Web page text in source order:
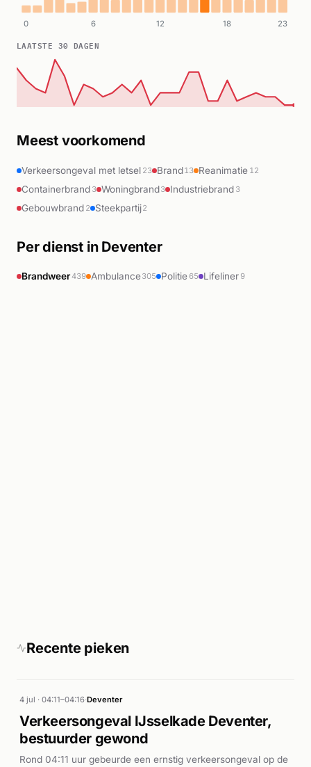
0 6 12 18 23
LAATSTE 30 DAGEN
Meest voorkomend
Verkeersongeval met letsel 23 Brand13 Reanimatie 12
Containerbrand 3 Woningbrand3 Industriebrand 3
Gebouwbrand 2 Steekpartij2
Per dienst in Deventer
Brandweer439 Ambulance305 Politie 65 Lifeliner 9
Recente pieken
4 jul · 04:11–04:16·Deventer
Verkeersongeval IJsselkade Deventer,
bestuurder gewond
Rond 04:11 uur gebeurde een ernstig verkeersongeval op de